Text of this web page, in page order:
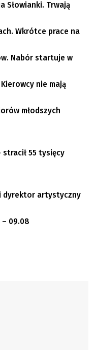
Słowianki. Trwają
Wkrótce prace na
Nabór startuje w
nie mają
młodszych
stracił 55 tysięcy
i dyrektor artystyczny
– 09.08